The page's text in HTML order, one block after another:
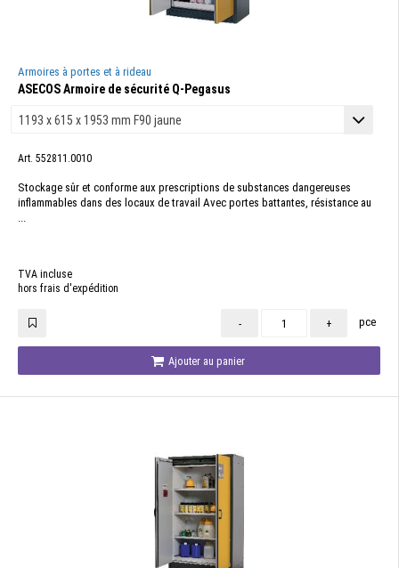
Armoires à portes et à rideau
ASECOS Armoire de sécurité Q-Pegasus
Art. 552811.0010
Stockage sûr et conforme aux prescriptions de substances dangereuses
inflammables dans des locaux de travail Avec portes battantes, résistance au
...
TVA incluse
hors frais d'expédition
- + pce
Ajouter au panier